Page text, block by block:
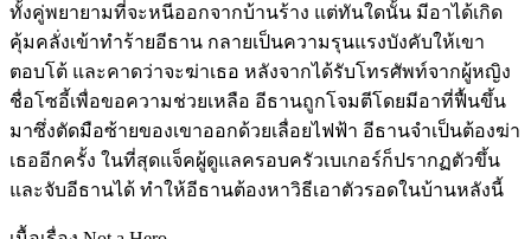
ทั้งคู่พยายามที่จะหนีออกจากบ้านร้าง แต่ทันใดนั้น มีอาได้เกิด
คุ้มคลั่งเข้าทำร้ายอีธาน กลายเป็นความรุนแรงบังคับให้เขา
ตอบโต้ และคาดว่าจะฆ่าเธอ หลังจากได้รับโทรศัพท์จากผู้หญิง
ชื่อโซอี้เพื่อขอความช่วยเหลือ อีธานถูกโจมตีโดยมีอาที่ฟื้นขึ้น
มาซึ่งตัดมือซ้ายของเขาออกด้วยเลื่อยไฟฟ้า อีธานจำเป็นต้องฆ่า
เธออีกครั้ง ในที่สุดแจ็คผู้ดูแลครอบครัวเบเกอร์ก็ปรากฏตัวขึ้น
และจับอีธานได้ ทำให้อีธานต้องหาวิธีเอาตัวรอดในบ้านหลังนี้